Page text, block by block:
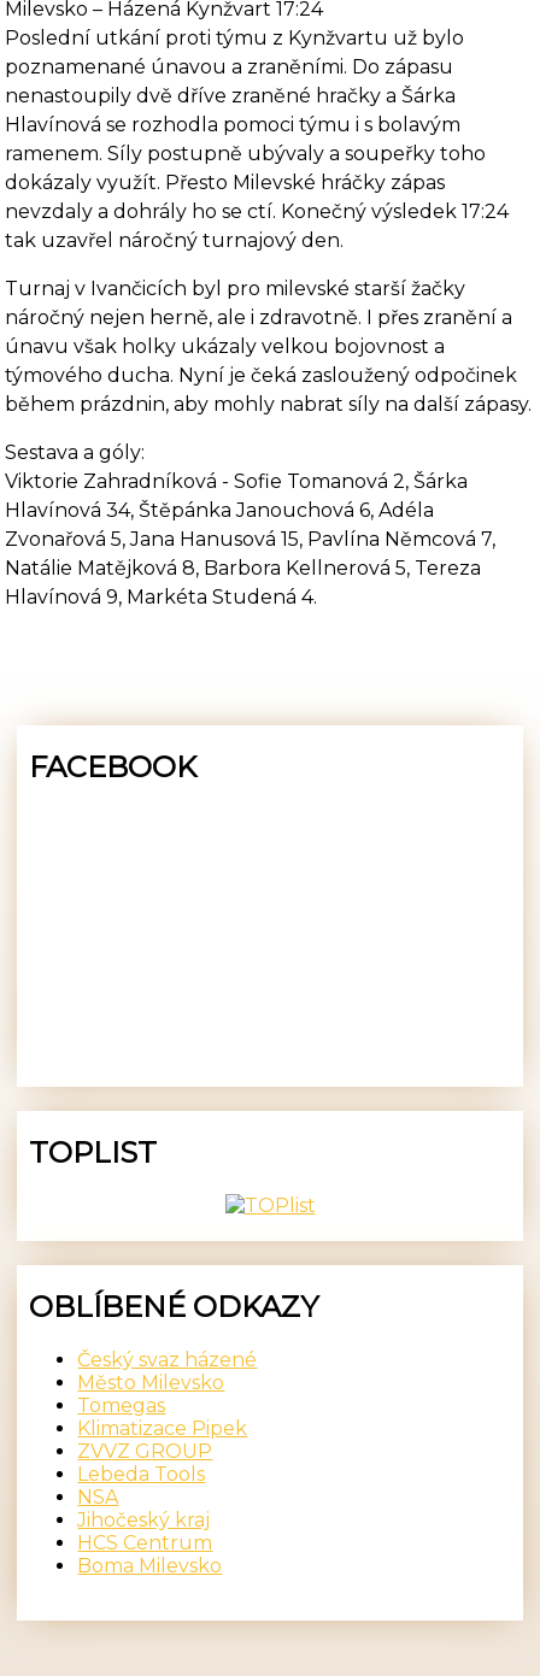
Milevsko – Házená Kynžvart 17:24
Poslední utkání proti týmu z Kynžvartu už bylo
poznamenané únavou a zraněními. Do zápasu
nenastoupily dvě dříve zraněné hračky a Šárka
Hlavínová se rozhodla pomoci týmu i s bolavým
ramenem. Síly postupně ubývaly a soupeřky toho
dokázaly využít. Přesto Milevské hráčky zápas
nevzdaly a dohrály ho se ctí. Konečný výsledek 17:24
tak uzavřel náročný turnajový den.
Turnaj v Ivančicích byl pro milevské starší žačky
náročný nejen herně, ale i zdravotně. I přes zranění a
únavu však holky ukázaly velkou bojovnost a
týmového ducha. Nyní je čeká zasloužený odpočinek
během prázdnin, aby mohly nabrat síly na další zápasy.
Sestava a góly:
Viktorie Zahradníková - Sofie Tomanová 2, Šárka
Hlavínová 34, Štěpánka Janouchová 6, Adéla
Zvonařová 5, Jana Hanusová 15, Pavlína Němcová 7,
Natálie Matějková 8, Barbora Kellnerová 5, Tereza
Hlavínová 9, Markéta Studená 4.
FACEBOOK
TOPLIST
OBLÍBENÉ ODKAZY
Český svaz házené
Město Milevsko
Tomegas
Klimatizace Pipek
ZVVZ GROUP
Lebeda Tools
NSA
Jihočeský kraj
HCS Centrum
Boma Milevsko